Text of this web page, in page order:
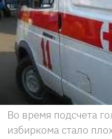
Во время подсчета
избиркома стало